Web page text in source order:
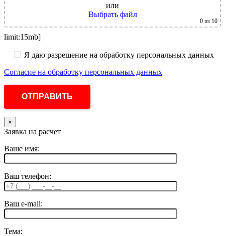
или
Выбрать файл
0 из 10
limit:15mb]
Я даю разрешение на обработку персональных данных
Согласие на обработку персональных данных
×
Заявка на расчет
Ваше имя:
Ваш телефон:
Ваш e-mail:
Тема: